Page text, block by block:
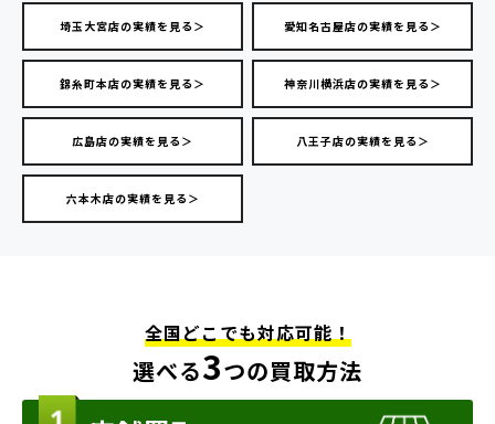
埼玉大宮店の実績を見る＞ 愛知名古屋店の実績を見る＞
錦糸町本店の実績を見る＞ 神奈川横浜店の実績を見る＞
広島店の実績を見る＞ 八王子店の実績を見る＞
六本木店の実績を見る＞
全国どこでも対応可能！
選べる3つの買取方法